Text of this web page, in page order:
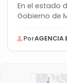
En el estado
Gobierno de
PorAGENCIA